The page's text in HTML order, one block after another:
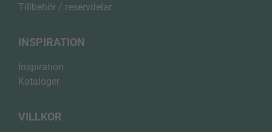
Tillbehör / reservdelar
INSPIRATION
Inspiration
Kataloger
VILLKOR